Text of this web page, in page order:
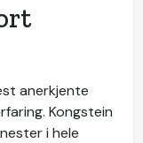
anerkjente
Kongstein
i hele